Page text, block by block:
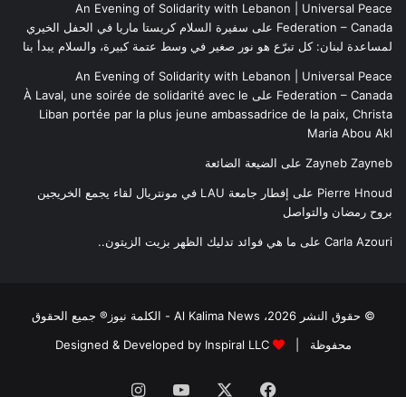
An Evening of Solidarity with Lebanon | Universal Peace
Federation – Canada على سفيرة السلام كريستا ماريا في الحفل الخيري
لمساعدة لبنان: كل تبرّع هو نور صغير في وسط عتمة كبيرة، والسلام يبدأ بنا
An Evening of Solidarity with Lebanon | Universal Peace
Federation – Canada على À Laval, une soirée de solidarité avec le
Liban portée par la plus jeune ambassadrice de la paix, Christa
Maria Abou Akl
Zayneb Zayneb على الضيعة الضائعة
Pierre Hnoud على
إفطار جامعة LAU في مونتريال لقاء يجمع الخريجين
بروح رمضان والتواصل
Carla Azouri على ما هي فوائد تدليك الظهر بزيت الزيتون..
© حقوق النشر 2026، Al Kalima News - الكلمة نيوز® جميع الحقوق
محفوظة |
Designed & Developed by Inspiral LLC
فيسبوك ‫YouTube